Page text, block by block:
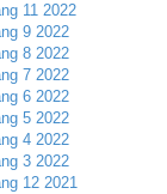
11 2022
9 2022
8 2022
7 2022
6 2022
5 2022
4 2022
3 2022
12 2021